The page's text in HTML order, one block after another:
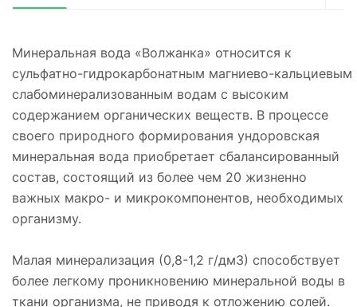
Минеральная вода «Волжанка» относится к
сульфатно-гидрокарбонатным магниево-кальциевым
слабоминерализованным водам с высоким
содержанием органических веществ. В процессе
своего природного формирования ундоровская
минеральная вода приобретает сбалансированный
состав, состоящий из более чем 20 жизненно
важных макро- и микрокомпонентов, необходимых
организму.
Малая минерализация (0,8-1,2 г/дм3) способствует
более легкому проникновению минеральной воды в
ткани организма, не приводя к отложению солей.